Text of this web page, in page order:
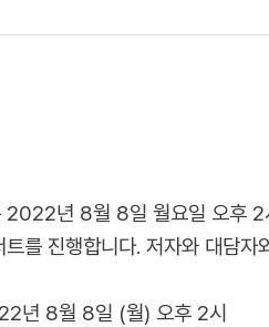
2022년 8월 8일 월요일 오후
를 진행합니다. 저자와 대담자
년 8월 8일 (월) 오후 2시